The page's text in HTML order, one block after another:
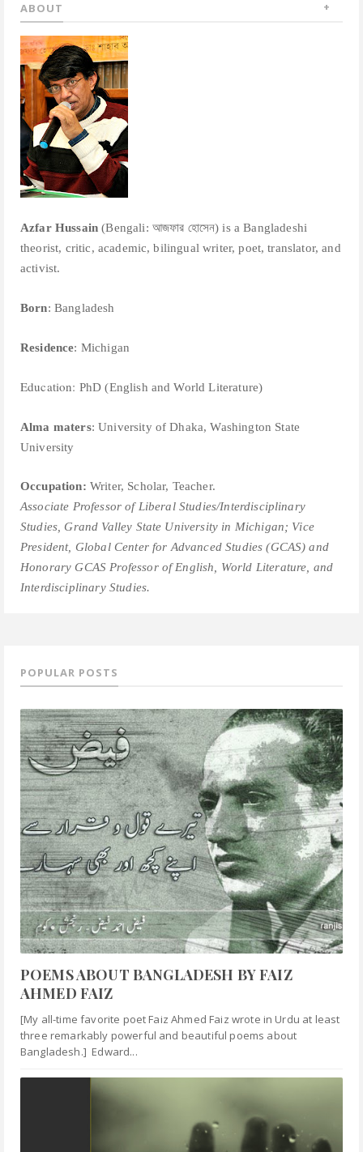
ABOUT
Azfar Hussain (Bengali: আজফার হোসেন) is a Bangladeshi
theorist, critic, academic, bilingual writer, poet, translator, and
activist.
Born: Bangladesh
Residence: Michigan
Education: PhD (English and World Literature)
Alma maters: University of Dhaka, Washington State
University
Occupation: Writer, Scholar, Teacher.
Associate Professor of Liberal Studies/Interdisciplinary
Studies, Grand Valley State University in Michigan; Vice
President, Global Center for Advanced Studies (GCAS) and
Honorary GCAS Professor of English, World Literature, and
Interdisciplinary Studies.
POPULAR POSTS
POEMS ABOUT BANGLADESH BY FAIZ
AHMED FAIZ
[My all-time favorite poet Faiz Ahmed Faiz wrote in Urdu at least
three remarkably powerful and beautiful poems about
Bangladesh.] Edward...